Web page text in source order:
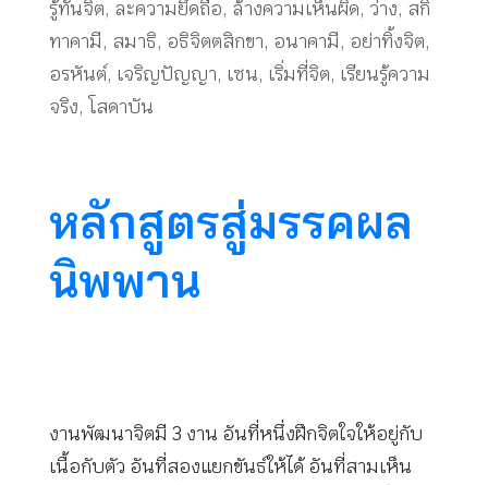
รู้ทันจิต, ละความยึดถือ, ล้างความเห็นผิด, ว่าง, สกิ
ทาคามี, สมาธิ, อธิจิตตสิกขา, อนาคามี, อย่าทิ้งจิต,
อรหันต์, เจริญปัญญา, เซน, เริ่มที่จิต, เรียนรู้ความ
จริง, โสดาบัน
หลักสูตรสู่มรรคผล
นิพพาน
งานพัฒนาจิตมี 3 งาน อันที่หนึ่งฝึกจิตใจให้อยู่กับ
เนื้อกับตัว อันที่สองแยกขันธ์ให้ได้ อันที่สามเห็น